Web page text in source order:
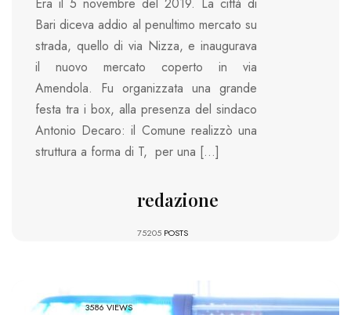
Era il 5 novembre del 2019. La città di
Bari diceva addio al penultimo mercato su
strada, quello di via Nizza, e inaugurava
il nuovo mercato coperto in via
Amendola. Fu organizzata una grande
festa tra i box, alla presenza del sindaco
Antonio Decaro: il Comune realizzò una
struttura a forma di T, per una […]
redazione
75205 POSTS
3586 VIEWS